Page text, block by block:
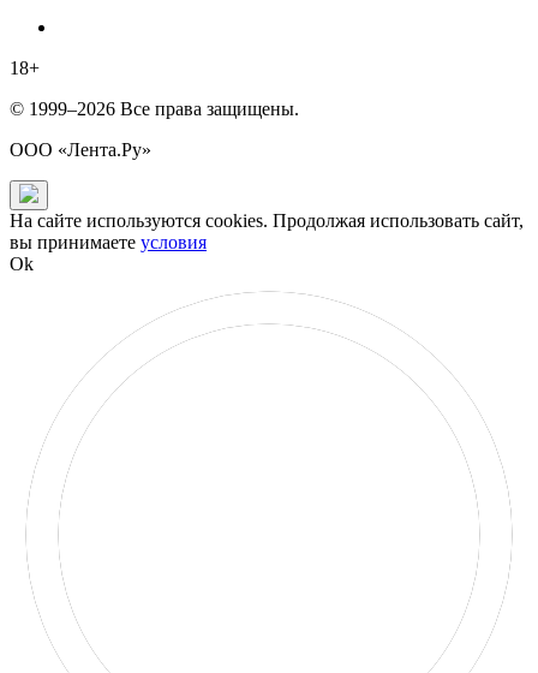
18+
© 1999–2026 Все права защищены.
ООО «Лента.Ру»
На сайте используются cookies. Продолжая использовать сайт,
вы принимаете условия
Ok